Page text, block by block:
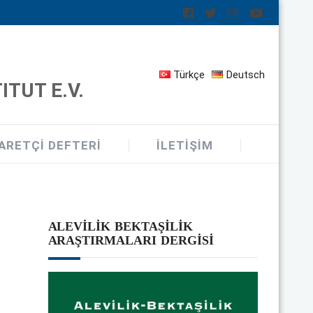
E.V.
Türkçe Deutsch
DEFTERI İLETIŞIM
ALEVILIK BEKTAŞILIK
ARAŞTIRMALARI DERGISI